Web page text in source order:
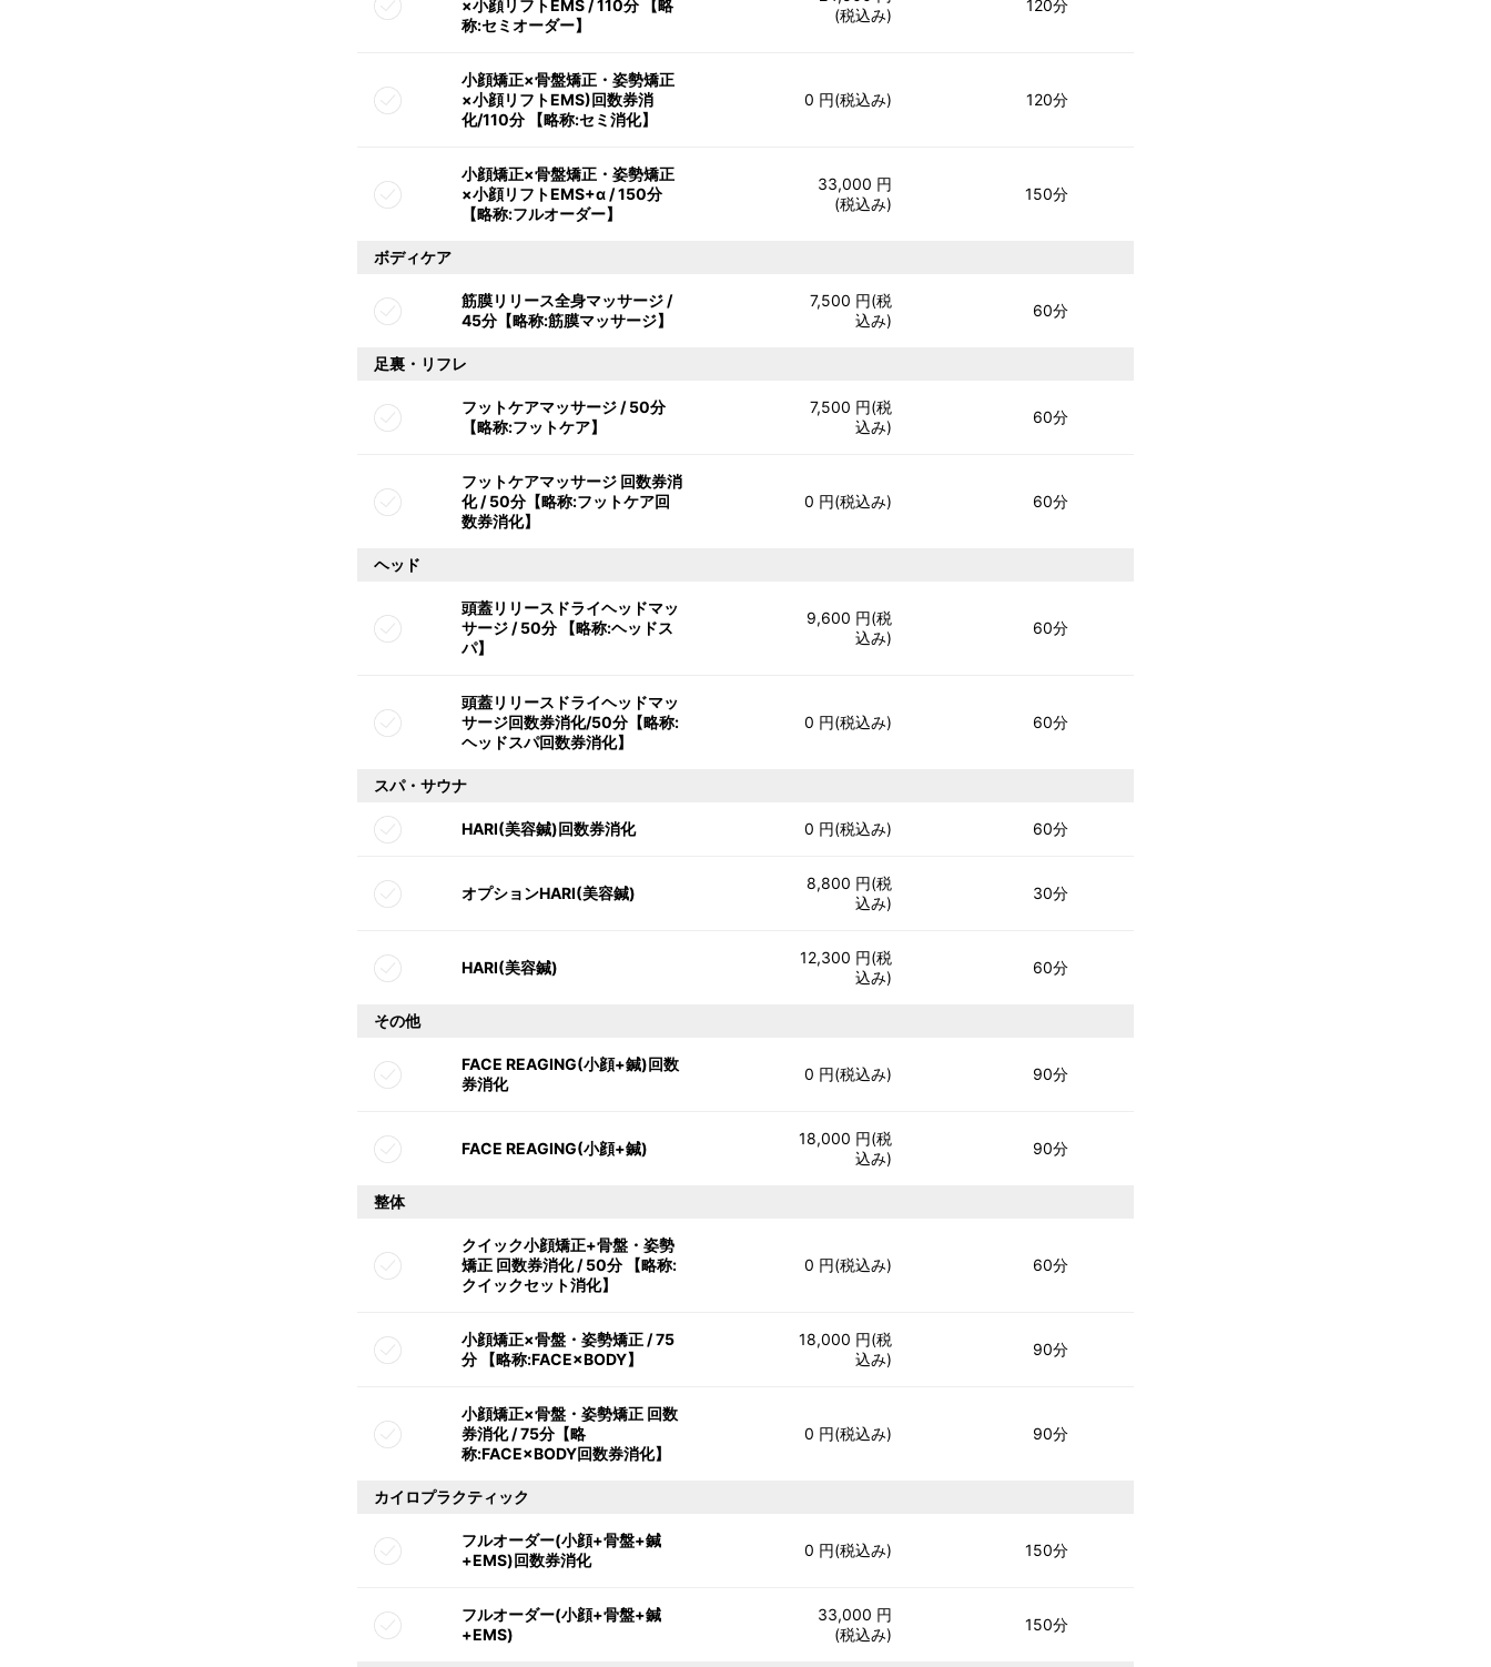
×小顔リフトEMS / 110分 【略
称:セミオーダー】
(税込み)
120分
小顔矯正×骨盤矯正・姿勢矯正
×小顔リフトEMS)回数券消
化/110分 【略称:セミ消化】
0 円(税込み) 120分
小顔矯正×骨盤矯正・姿勢矯正
×小顔リフトEMS+α / 150分
【略称:フルオーダー】
33,000 円
(税込み)
150分
ボディケア
筋膜リリース全身マッサージ /
45分【略称:筋膜マッサージ】
7,500 円(税
込み)
60分
足裏・リフレ
フットケアマッサージ / 50分
【略称:フットケア】
7,500 円(税
込み)
60分
フットケアマッサージ 回数券消
化 / 50分【略称:フットケア回
数券消化】
0 円(税込み) 60分
ヘッド
頭蓋リリースドライヘッドマッ
サージ / 50分 【略称:ヘッドス
パ】
9,600 円(税
込み)
60分
頭蓋リリースドライヘッドマッ
サージ回数券消化/50分【略称:
ヘッドスパ回数券消化】
0 円(税込み) 60分
スパ・サウナ
HARI(美容鍼)回数券消化 0 円(税込み) 60分
オプションHARI(美容鍼)
8,800 円(税
込み)
30分
HARI(美容鍼)
12,300 円(税
込み)
60分
その他
FACE REAGING(小顔+鍼)回数
券消化
0 円(税込み) 90分
FACE REAGING(小顔+鍼)
18,000 円(税
込み)
90分
整体
クイック小顔矯正+骨盤・姿勢
矯正 回数券消化 / 50分 【略称:
クイックセット消化】
0 円(税込み) 60分
小顔矯正×骨盤・姿勢矯正 / 75
分 【略称:FACE×BODY】
18,000 円(税
込み)
90分
小顔矯正×骨盤・姿勢矯正 回数
券消化 / 75分【略
称:FACE×BODY回数券消化】
0 円(税込み) 90分
カイロプラクティック
フルオーダー(小顔+骨盤+鍼
+EMS)回数券消化
0 円(税込み) 150分
フルオーダー(小顔+骨盤+鍼
+EMS)
33,000 円
(税込み)
150分